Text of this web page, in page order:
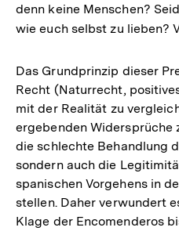
denn keine Menschen?
wie euch selbst zu lieben?
Das Grundprinzip dieser
Recht (Naturrecht,
mit der Realität zu
ergebenden Widersprüche
die schlechte Behandlung
sondern auch die
spanischen Vorgehens in
stellen. Daher verwundert
Klage der Encomenderos